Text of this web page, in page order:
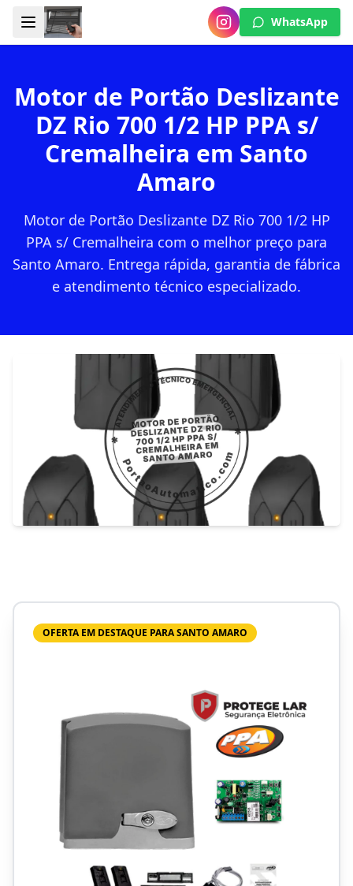
WhatsApp
Motor de Portão Deslizante
DZ Rio 700 1/2 HP PPA s/
Cremalheira em Santo
Amaro
Motor de Portão Deslizante DZ Rio 700 1/2 HP
PPA s/ Cremalheira com o melhor preço para
Santo Amaro. Entrega rápida, garantia de fábrica
e atendimento técnico especializado.
OFERTA EM DESTAQUE PARA SANTO AMARO